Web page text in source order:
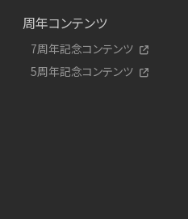
周年コンテンツ
7周年記念コンテンツ
5周年記念コンテンツ